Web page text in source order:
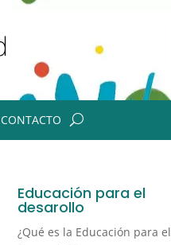
CONTACTO
Educación para el
desarollo
¿Qué es la Educación para el